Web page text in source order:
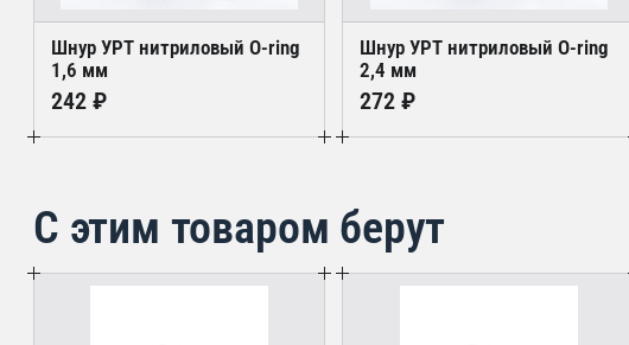
Шнур УРТ нитриловый O-ring
1,6 мм
242 ₽
Шнур УРТ нитриловый O-ring
2,4 мм
272 ₽
С этим товаром берут